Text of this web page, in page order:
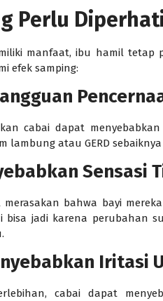
Perlu
manfaat, ibu hamil
efek samping:
cabai dapat
lambung atau GERD
Sensasi
merasakan bahwa bayi
bisa jadi karena perubahan
Iritasi
cabai dapat